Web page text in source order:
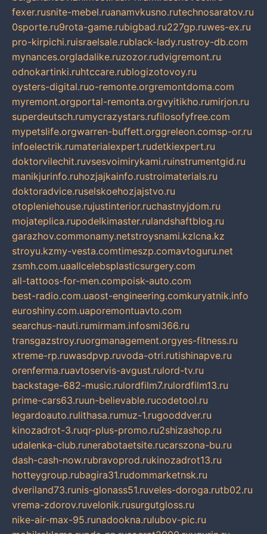
fexer.rusnite-mebel.ruanamvkusno.rutechnosaratov.ru
0sporte.ru9rota-game.rubigbad.ru227gp.ruwes-ex.ru
pro-kirpichi.ruisraelsale.rublack-lady.rustroy-db.com
mynances.orgladalike.ruzozor.rudvigremont.ru
odnokartinki.ruhtccare.rublogizotovoy.ru
oysters-digital.ruo-remonte.orgremontdoma.com
myremont.orgportal-remonta.orgvyitikho.rumirjon.ru
superdeutsch.rumycrazystars.rufilosofyfree.com
mypetslife.orgwarren-buffett.orggreleon.comsp-or.ru
infoelectrik.rumaterialexpert.rudetkiexpert.ru
doktorvilechit.ruvsesvoimirykami.ruinstrumentgid.ru
manikjurinfo.ruhozjajkainfo.rustroimaterials.ru
doktoradvice.ruselskoehozjajstvo.ru
otopleniehouse.rujustinterior.ruchastnyjdom.ru
mojateplica.rupodelkimaster.rulandshaftblog.ru
garazhov.commonamy.netstroysnami.kzlcna.kz
stroyu.kzmy-vesta.comtimeszp.comavtoguru.net
zsmh.com.uaallcelebsplasticsurgery.com
all-tattoos-for-men.compoisk-auto.com
best-radio.com.uaost-engineering.comkuryatnik.info
euroshiny.com.uaporemontuavto.com
searchus-nauti.rumirmam.infosmi366.ru
transgazstroy.ruorgmanagement.orgyes-fitness.ru
xtreme-rp.ruwasdpvp.ruvoda-otri.rutishinapve.ru
orenferma.ruavtoservis-avgust.rulord-tv.ru
backstage-682-music.rulordfilm7.rulordfilm13.ru
prime-cars63.ruun-believable.rucodetool.ru
legardoauto.rulithasa.rumuz-1.rugooddver.ru
kinozadrot-3.ruqr-plus-promo.ru2shizashop.ru
udalenka-club.runerabotaetsite.rucarszona-bu.ru
dash-cash-now.rubravoprod.rukinozadrot13.ru
hotteygroup.rubagira31.rudommarketnsk.ru
dveriland73.runis-glonass51.ruveles-doroga.rutb02.ru
vrema-zdorov.ruvelonik.rusurgutgloss.ru
nike-air-max-95.runadookna.rulubov-pic.ru